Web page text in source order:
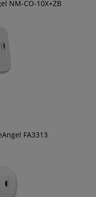
NM-CO-10X+ZB
FA3313